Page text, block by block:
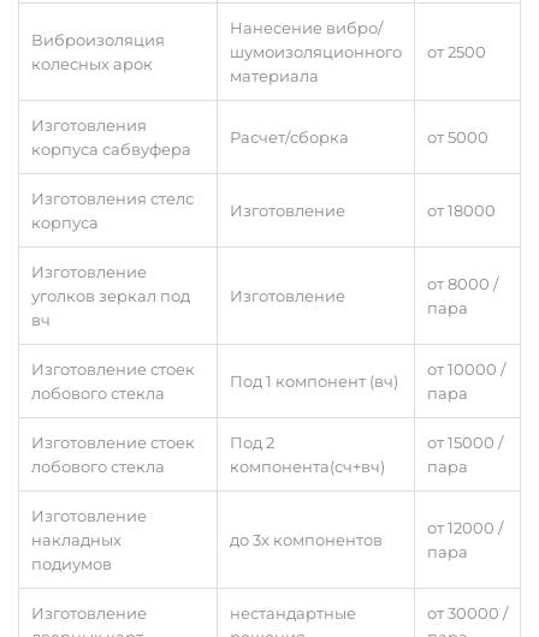
Виброизоляция
колесных арок
Нанесение вибро/
шумоизоляционного
материала
от 2500
Изготовления
корпуса сабвуфера
Расчет/сборка от 5000
Изготовления стелс
корпуса
Изготовление от 18000
Изготовление
уголков зеркал под
вч
Изготовление
от 8000 /
пара
Изготовление стоек
лобового стекла
Под 1 компонент (вч)
от 10000 /
пара
Изготовление стоек
лобового стекла
Под 2
компонента(сч+вч)
от 15000 /
пара
Изготовление
накладных
подиумов
до 3х компонентов
от 12000 /
пара
Изготовление
нестандартные
от 30000 /